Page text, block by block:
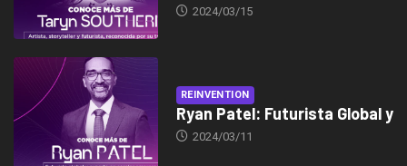
2024/03/15
REINVENTION
Ryan Patel: Futurista Global y
2024/03/11